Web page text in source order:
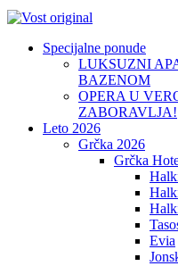
Specijalne ponude
LUKSUZNI
BAZENOM
OPERA U
ZABORAVLJA!
Leto 2026
Grčka 2026
Grčka
Evia